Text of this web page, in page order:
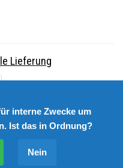
Lieferung
interne Zwecke um
Ist das in Ordnung?
Nein